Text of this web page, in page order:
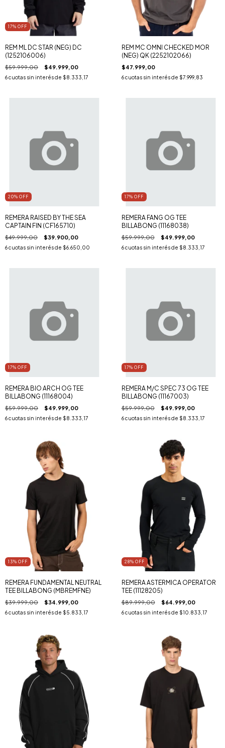
17% OFF
REM ML DC STAR (NEG) DC
(1252106006)
$59.999,00 $49.999,00
6cuotas sin interés de $8.333,17
REM MC OMNI CHECKED MOR
(NEG) QK (2252102066)
$47.999,00
6 cuotas sin interés de $7.999,83
20% OFF
REMERA RAISED BY THE SEA
CAPTAIN FIN (CF165710)
$49.999,00 $39.900,00
6cuotas sin interés de $6.650,00
17% OFF
REMERA FANG OG TEE
BILLABONG (11168038)
$59.999,00 $49.999,00
6 cuotas sin interés de $8.333,17
17% OFF
REMERA BIO ARCH OG TEE
BILLABONG (11168004)
$59.999,00 $49.999,00
6cuotas sin interés de $8.333,17
17% OFF
REMERA M/C SPEC 73 OG TEE
BILLABONG (11167003)
$59.999,00 $49.999,00
6 cuotas sin interés de $8.333,17
13% OFF
REMERA FUNDAMENTAL NEUTRAL
TEE BILLABONG (MBREMFNE)
$39.999,00 $34.999,00
6cuotas sin interés de $5.833,17
28% OFF
REMERA ASTERMICA OPERATOR
TEE (11128205)
$89.999,00 $64.999,00
6 cuotas sin interés de $10.833,17